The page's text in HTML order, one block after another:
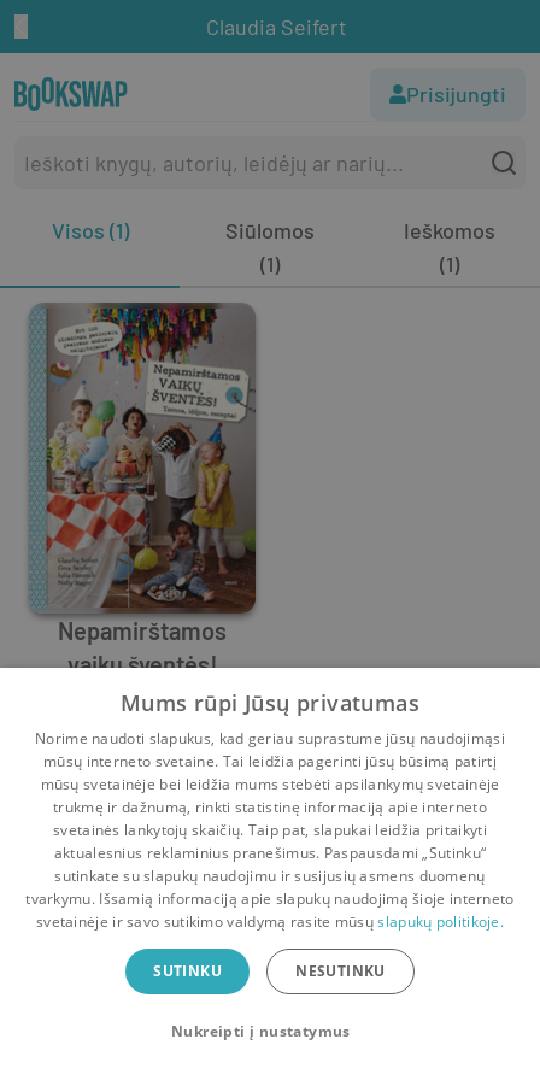
Claudia Seifert
Prisijungti
Visos (1)
Siūlomos
(1)
Ieškomos
(1)
Nepamirštamos
vaikų šventės!
Temos, idėjos,
receptai
Gesa Sander,Nelly Mager ,Julia Hoersch,Claudia Seifert
9 10
Pradinis Krepšelis Pokalbiai Pranešimai Paskyra
Bookswap programėlė
Mainykis knygomis dar patogiau!
Uždaryti
Mums rūpi Jūsų privatumas
Norime naudoti slapukus, kad geriau suprastume jūsų naudojimąsi
mūsų interneto svetaine. Tai leidžia pagerinti jūsų būsimą patirtį
mūsų svetainėje bei leidžia mums stebėti apsilankymų svetainėje
trukmę ir dažnumą, rinkti statistinę informaciją apie interneto
svetainės lankytojų skaičių. Taip pat, slapukai leidžia pritaikyti
aktualesnius reklaminius pranešimus. Paspausdami „Sutinku“
sutinkate su slapukų naudojimu ir susijusių asmens duomenų
tvarkymu. Išsamią informaciją apie slapukų naudojimą šioje interneto
svetainėje ir savo sutikimo valdymą rasite mūsųslapukų politikoje.
SUTINKU NESUTINKU
Nukreipti į nustatymus